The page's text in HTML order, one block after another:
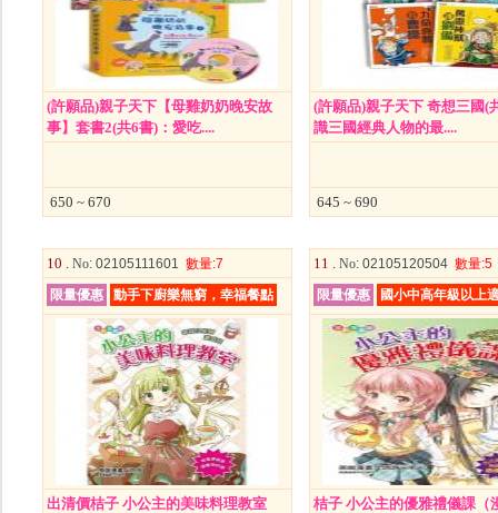
(許願品)親子天下【母雞奶奶晚安故
事】套書2(共6書)：愛吃....
650 ~ 670
(許願品)親子天下 奇想三國(
識三國經典人物的最....
645 ~ 690
10 . No: 02105111601 數量:7
限量優惠
動手下廚樂無窮，幸福餐點
出清價桔子 小公主的美味料理教室
11 . No: 02105120504 數量:5
限量優惠
國小中高年級以上
桔子 小公主的優雅禮儀課（